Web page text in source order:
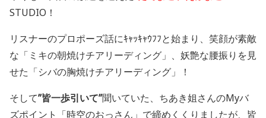
STUDIO！
リスナーのプロポーズ話にｷｬｯｷｬｳﾌﾌと始まり、笑顔が素敵
な「ミキの朝焼けチアリーディング」、妖艶な腰振りを見
せた「シバの胸焼けチアリーディング」！
そして”皆一歩引いて”聞いていた、ちあき姐さんのMyバ
ズポイント「時空のおっさん」で締めくくりましたが、皆